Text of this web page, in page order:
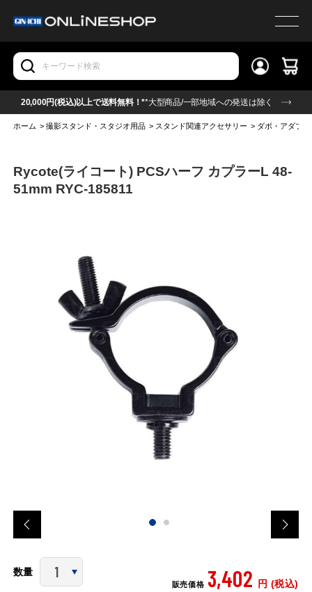
20,000円(税込)以上で送料無料！**大型商品/一部地域への発送は除く
ホーム >撮影スタンド・スタジオ用品 > スタンド関連アクセサリー > ダボ・アダプタ
Rycote(ライコート) PCSハーフ カプラーL 48-
51mm RYC-185811
数量
販売価格 3,402 円 (税込)